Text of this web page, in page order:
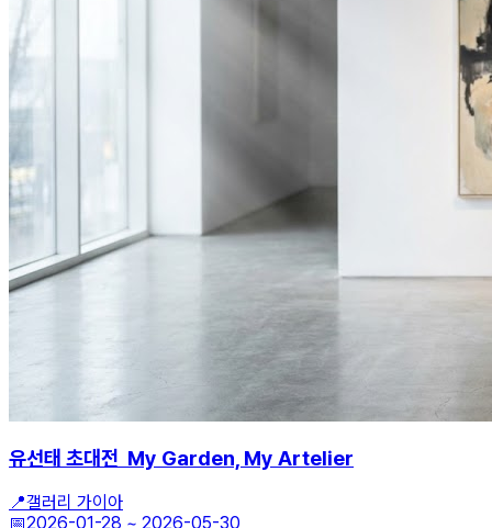
유선태 초대전 My Garden, My Artelier
📍갤러리 가이아
📅2026-01-28 ~ 2026-05-30